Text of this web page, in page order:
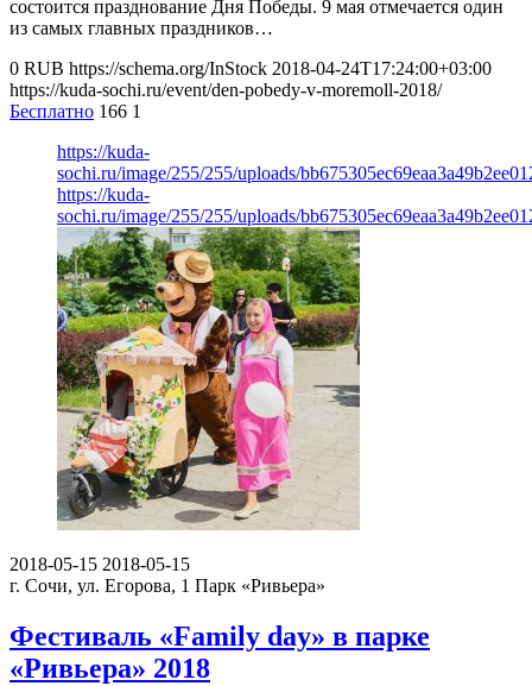
состоится празднование Дня Победы. 9 мая отмечается один
из самых главных праздников…
0 RUB https://schema.org/InStock 2018-04-24T17:24:00+03:00
https://kuda-sochi.ru/event/den-pobedy-v-moremoll-2018/
Бесплатно 166 1
https://kuda-
sochi.ru/image/255/255/uploads/
https://kuda-
sochi.ru/image/255/255/uploads/
2018-05-15 2018-05-15
г. Сочи, ул. Егорова, 1 Парк «Ривьера»
Фестиваль «Family day» в парке
«Ривьера» 2018